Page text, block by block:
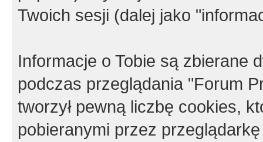
Twoich sesji (dalej jako
Informacje o Tobie są zbierane
podczas przeglądania "Forum
tworzył pewną liczbę cookies,
pobieranymi przez